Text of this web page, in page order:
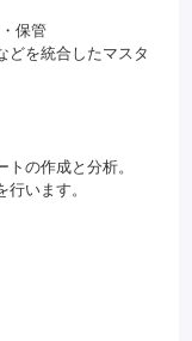
保管
どを統合したマスタ
の作成と分析。
います。